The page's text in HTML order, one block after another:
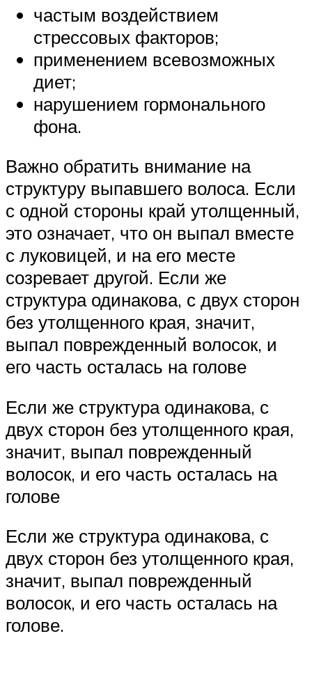
частым воздействием
стрессовых факторов;
применением всевозможных
диет;
нарушением гормонального
фона.
Важно обратить внимание на
структуру выпавшего волоса. Если
с одной стороны край утолщенный,
это означает, что он выпал вместе
с луковицей, и на его месте
созревает другой. Если же
структура одинакова, с двух сторон
без утолщенного края, значит,
выпал поврежденный волосок, и
его часть осталась на голове
Если же структура одинакова, с
двух сторон без утолщенного края,
значит, выпал поврежденный
волосок, и его часть осталась на
голове
Если же структура одинакова, с
двух сторон без утолщенного края,
значит, выпал поврежденный
волосок, и его часть осталась на
голове.